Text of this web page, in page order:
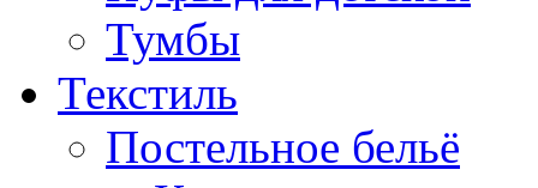
Тумбы
Текстиль
Постельное бельё